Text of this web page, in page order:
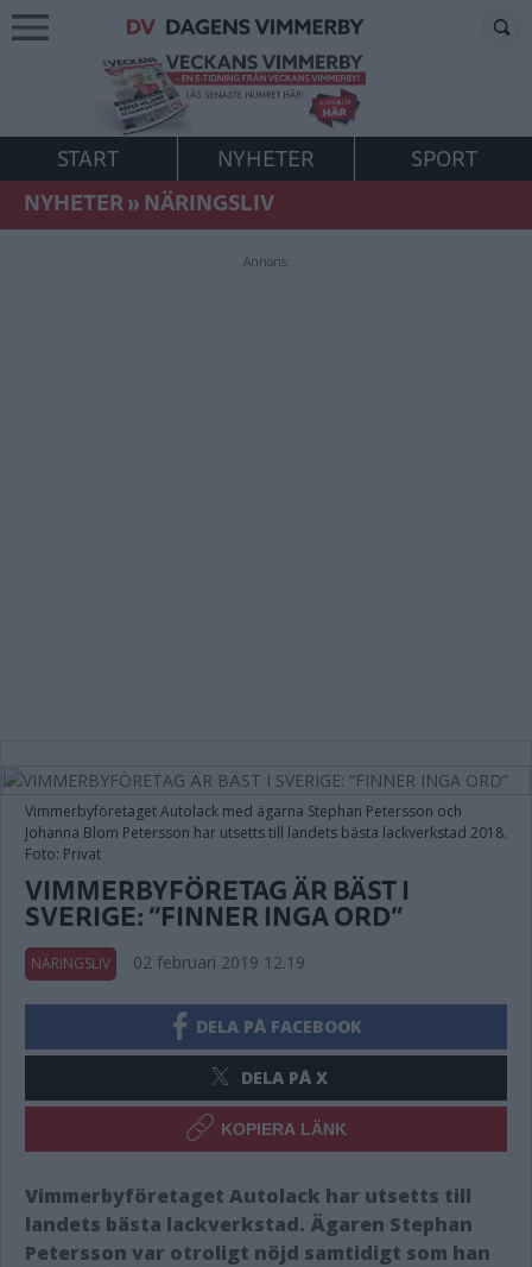
START NYHETER
SPORT
NYHETER»NÄRINGSLIV
Annons:
Vimmerbyföretaget Autolack med ägarna Stephan Petersson och
Johanna Blom Petersson har utsetts till landets bästa lackverkstad 2018.
Foto: Privat
VIMMERBYFÖRETAG ÄR BÄST I
SVERIGE: ”FINNER INGA ORD”
NÄRINGSLIV 02 februari 2019 12.19
DELA PÅ FACEBOOK
DELA PÅ X
KOPIERA LÄNK
Vimmerbyföretaget Autolack har utsetts till
landets bästa lackverkstad. Ägaren Stephan
Petersson var otroligt nöjd samtidigt som han